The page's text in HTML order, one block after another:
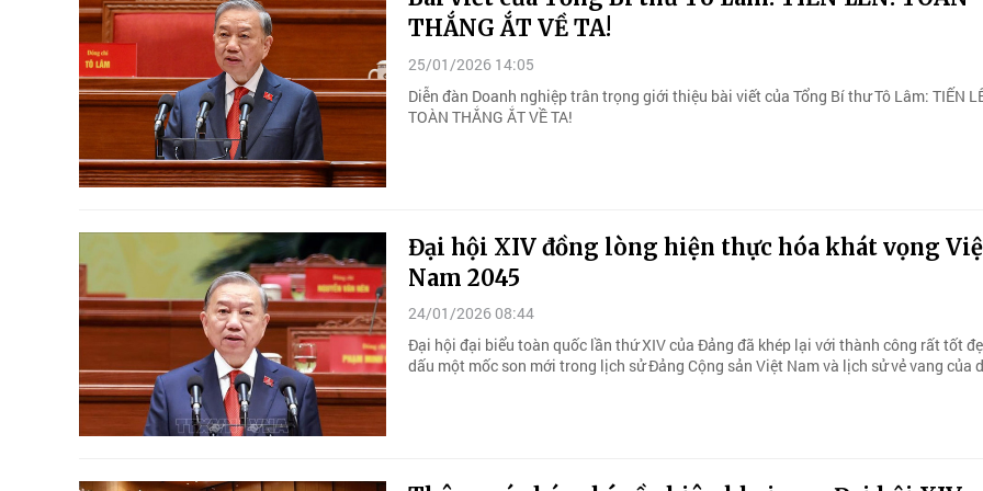
THẮNG ẮT VỀ TA!
25/01/2026 14:05
Diễn đàn Doanh nghiệp trân trọng giới thiệu bài viết của Tổng Bí thư Tô Lâm: TIẾN
TOÀN THẮNG ẮT VỀ TA!
Đại hội XIV đồng lòng hiện thực hóa khát vọng
Nam 2045
24/01/2026 08:44
Đại hội đại biểu toàn quốc lần thứ XIV của Đảng đã khép lại với thành công rất tốt
dấu một mốc son mới trong lịch sử Đảng Cộng sản Việt Nam và lịch sử vẻ vang của